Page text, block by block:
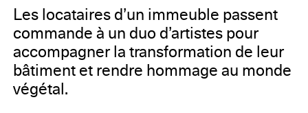
Les locataires d’un immeuble passent
commande à un duo d’artistes pour
accompagner la transformation de leur
bâtiment et rendre hommage au monde
végétal.